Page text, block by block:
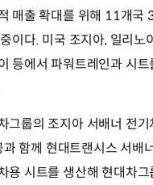
매출 확대를 위해 11개국
이다. 미국 조지아, 일리노
등에서 파워트레인과 시트
그룹의 조지아 서배너 전기
함께 현대트랜시스 서배
용 시트를 생산해 현대차